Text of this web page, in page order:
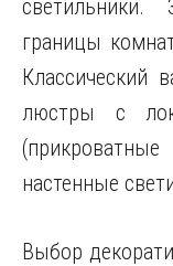
светильники.
границы
Классический
люстры с
настенные
Выбор